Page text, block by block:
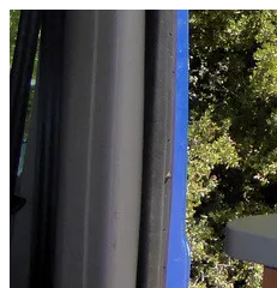
Zum
Inhalt
springen